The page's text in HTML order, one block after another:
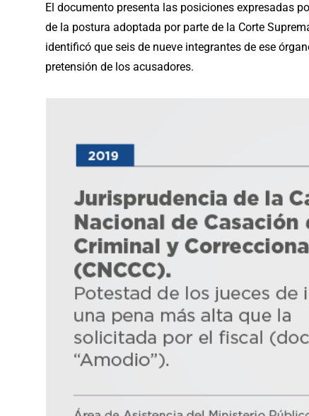
El documento presenta las posiciones expresadas
de la postura adoptada por parte de la Corte
identificó que seis de nueve integrantes de ese
pretensión de los acusadores.